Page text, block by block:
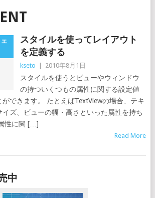
スタイルを使ってレイアウト
を定義する
kseto 2010年8月1日
スタイルを使うとビューやウィンドウ
の持ついくつもの属性に関する設定値
できます。 たとえばTextViewの場合、テキ
イズ、ビューの幅・高さといった属性を持ち
性に関 […]
Read More
中